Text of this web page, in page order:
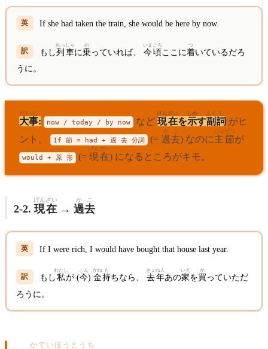
If she had taken the train, she would be here by now.
もし列車
れっしゃ
に乗
の
っていれば、今頃
いまごろ
ここに着
つ
いているだろ
うに。
大事
だいじ
: now / today / by now など 現在
げんざい
を示
しめ
す副
ふく
詞
し
がヒ
ント。
If 節 = had + 過 去 分詞 (= 過去
かこ
) なのに主節
しゅせつ
が
would + 原 形 (= 現在
げんざい
) になるところがキモ。
2-2. 現在
げんざい
→ 過去
かこ
If I were rich, I would have bought that house last year.
もし 私
わたし
が (今
こん
)金
かね
持
も
ちなら、去年
きょねん
あの家
いえ
を買
か
っていただ
ろうに。
かていほうとうち